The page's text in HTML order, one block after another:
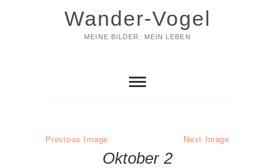
Wander-Vogel
MEINE BILDER. MEIN LEBEN
Previous Image Next Image
Oktober 2